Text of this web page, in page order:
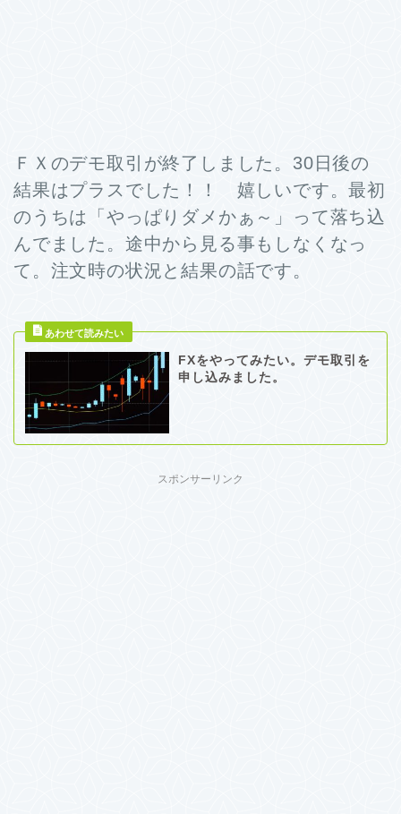
ＦＸのデモ取引が終了しました。30日後の
結果はプラスでした！！ 嬉しいです。最初
のうちは「やっぱりダメかぁ～」って落ち込
んでました。途中から見る事もしなくなっ
て。注文時の状況と結果の話です。
FXをやってみたい。デモ取引を
申し込みました。
スポンサーリンク